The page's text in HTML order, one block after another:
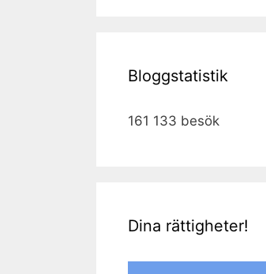
Bloggstatistik
161 133 besök
Dina rättigheter!